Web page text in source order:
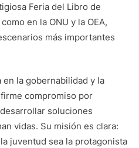
Feria del Libro de
en la ONU y la OEA,
más importantes
en la gobernabilidad y la
compromiso por
soluciones
vidas. Su misión es clara:
juventud sea la protagonista